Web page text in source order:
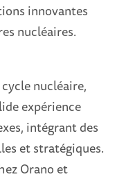
innovantes
nucléaires.
nucléaire,
expérience
intégrant des
et stratégiques.
Orano et